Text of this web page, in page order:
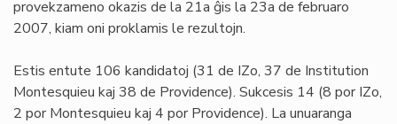
provekzameno okazis de la 21a ĝis la 23a de februaro
2007, kiam oni proklamis le rezultojn.
Estis entute 106 kandidatoj (31 de IZo, 37 de Institution
Montesquieu kaj 38 de Providence). Sukcesis 14 (8 por IZo,
2 por Montesquieu kaj 4 por Providence). La unuaranga